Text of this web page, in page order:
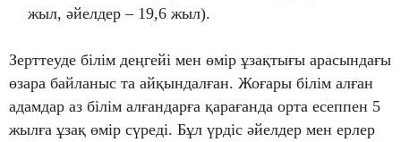
жыл, әйелдер – 19,6 жыл).
Зерттеуде білім деңгейі мен өмір ұзақтығы арасындағы
өзара байланыс та айқындалған. Жоғары білім алған
адамдар аз білім алғандарға қарағанда орта есеппен 5
жылға ұзақ өмір сүреді. Бұл үрдіс әйелдер мен ерлер